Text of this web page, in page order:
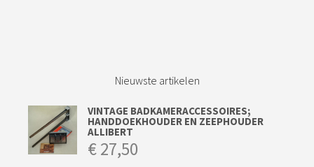
Nieuwste artikelen
VINTAGE BADKAMERACCESSOIRES;
HANDDOEKHOUDER EN ZEEPHOUDER
ALLIBERT
€27,50